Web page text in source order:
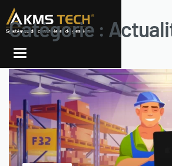
Catégorie :